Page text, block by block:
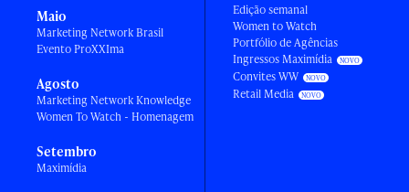
Maio
Marketing Network Brasil
Evento ProXXIma
Agosto
Marketing Network Knowledge
Women To Watch - Homenagem
Setembro
Maximídia
Edição semanal
Women to Watch
Portfólio de Agências
Ingressos Maximídia
Convites WW
Retail Media